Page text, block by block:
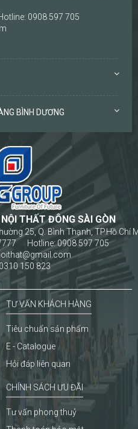
0908 597 705
BÌNH DƯƠNG
THẤT ĐÔNG SÀI GÒN
25, Q. Bình Thạnh, TP.Hồ Chí
Hotline: 0908 597 705
150 823
TƯ VẤN KHÁCH HÀNG
Tiêu chuẩn sản phẩm
E - Catalogue
Hỏi đáp liên quan
CHÍNH SÁCH ƯU ĐÃI
Tư vấn phong thuỷ